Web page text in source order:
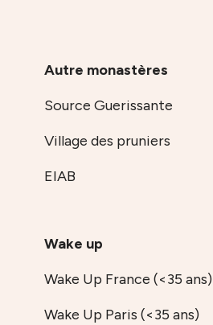
Autre monastères
Source Guerissante
Village des pruniers
EIAB
Wake up
Wake Up France (<35 ans)
Wake Up Paris (<35 ans)